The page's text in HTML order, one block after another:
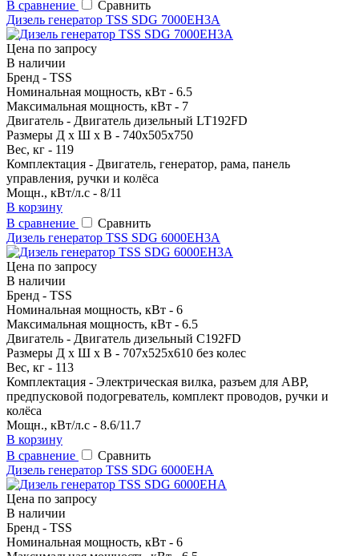
В сравнение
Сравнить
Дизель генератор TSS SDG 7000EH3A
Цена по запросу
В наличии
Бренд - TSS
Номинальная мощность, кВт - 6.5
Максимальная мощность, кВт - 7
Двигатель - Двигатель дизельный LT192FD
Размеры Д х Ш х В - 740х505х750
Вес, кг - 119
Комплектация - Двигатель, генератор, рама, панель
управления, ручки и колёса
Мощн., кВт/л.с - 8/11
В корзину
В сравнение
Сравнить
Дизель генератор TSS SDG 6000EH3A
Цена по запросу
В наличии
Бренд - TSS
Номинальная мощность, кВт - 6
Максимальная мощность, кВт - 6.5
Двигатель - Двигатель дизельный C192FD
Размеры Д х Ш х В - 707х525х610 без колес
Вес, кг - 113
Комплектация - Электрическая вилка, разъем для АВР,
предпусковой подогреватель, комплект проводов, ручки и
колёса
Мощн., кВт/л.с - 8.6/11.7
В корзину
В сравнение
Сравнить
Дизель генератор TSS SDG 6000EHA
Цена по запросу
В наличии
Бренд - TSS
Номинальная мощность, кВт - 6